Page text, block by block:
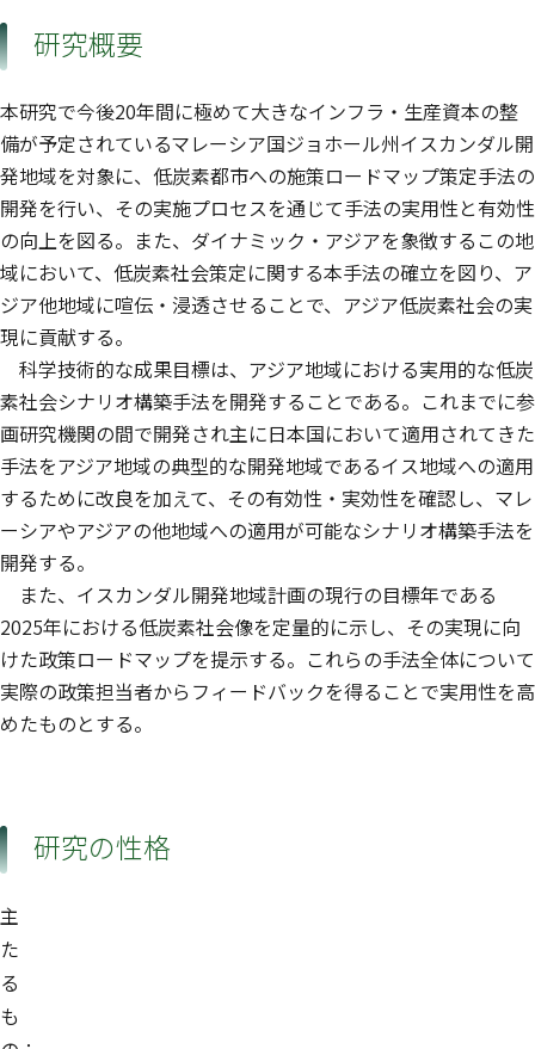
研究概要
本研究で今後20年間に極めて大きなインフラ・生産資本の整
備が予定されているマレーシア国ジョホール州イスカンダル開
発地域を対象に、低炭素都市への施策ロードマップ策定手法の
開発を行い、その実施プロセスを通じて手法の実用性と有効性
の向上を図る。また、ダイナミック・アジアを象徴するこの地
域において、低炭素社会策定に関する本手法の確立を図り、ア
ジア他地域に喧伝・浸透させることで、アジア低炭素社会の実
現に貢献する。
科学技術的な成果目標は、アジア地域における実用的な低炭
素社会シナリオ構築手法を開発することである。これまでに参
画研究機関の間で開発され主に日本国において適用されてきた
手法をアジア地域の典型的な開発地域であるイス地域への適用
するために改良を加えて、その有効性・実効性を確認し、マレ
ーシアやアジアの他地域への適用が可能なシナリオ構築手法を
開発する。
また、イスカンダル開発地域計画の現行の目標年である
2025年における低炭素社会像を定量的に示し、その実現に向
けた政策ロードマップを提示する。これらの手法全体について
実際の政策担当者からフィードバックを得ることで実用性を高
めたものとする。
研究の性格
主
た
る
も